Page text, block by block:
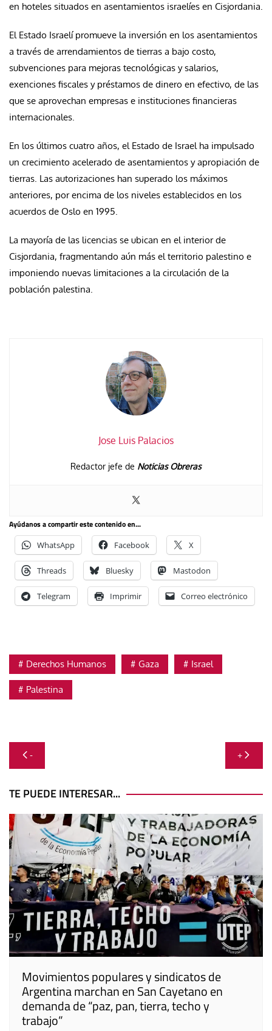
en hoteles situados en asentamientos israelíes en Cisjordania.
El Estado Israelí promueve la inversión en los asentamientos
a través de arrendamientos de tierras a bajo costo,
subvenciones para mejoras tecnológicas y salarios,
exenciones fiscales y préstamos de dinero en efectivo, de las
que se aprovechan empresas e instituciones financieras
internacionales.
En los últimos cuatro años, el Estado de Israel ha impulsado
un crecimiento acelerado de asentamientos y apropiación de
tierras. Las autorizaciones han superado los máximos
anteriores, por encima de los niveles establecidos en los
acuerdos de Oslo en 1995.
La mayoría de las licencias se ubican en el interior de
Cisjordania, fragmentando aún más el territorio palestino e
imponiendo nuevas limitaciones a la circulación de la
población palestina.
Jose Luis Palacios
Redactor jefe de Noticias Obreras
Ayúdanos a compartir este contenido en...
WhatsApp Facebook X
Threads Bluesky Mastodon
Telegram Imprimir Correo electrónico
Derechos Humanos Gaza Israel
Palestina
Navegación
de
entradas
- +
TE PUEDE INTERESAR...
Movimientos populares y sindicatos de
Argentina marchan en San Cayetano en
demanda de “paz, pan, tierra, techo y
trabajo”